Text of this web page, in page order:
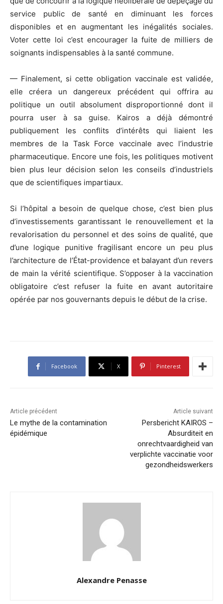
service public de santé en diminuant les forces
disponibles et en augmentant les inégalités sociales.
Voter cette loi c’est encourager la fuite de milliers de
soignants indispensables à la santé commune.
— Finalement, si cette obligation vaccinale est validée,
elle créera un dangereux précédent qui offrira au
politique un outil absolument disproportionné dont il
pourra user à sa guise. Kairos a déjà démontré
publiquement les conflits d’intérêts qui liaient les
membres de la Task Force vaccinale avec l’industrie
pharmaceutique. Encore une fois, les politiques motivent
bien plus leur décision selon les conseils d’industriels
que de scientifiques impartiaux.
Si l’hôpital a besoin de quelque chose, c’est bien plus
d’investissements garantissant le renouvellement et la
revalorisation du personnel et des soins de qualité, que
d’une logique punitive fragilisant encore un peu plus
l’architecture de l’État-providence et balayant d’un revers
de main la vérité scientifique. S’opposer à la vaccination
obligatoire c’est refuser la fuite en avant autoritaire
opérée par nos gouvernants depuis le début de la crise.
Facebook X Pinterest
Article précédent
Le mythe de la contamination
épidémique
Article suivant
Persbericht KAIROS –
Absurditeit en
onrechtvaardigheid van
verplichte vaccinatie voor
gezondheidswerkers
Alexandre Penasse